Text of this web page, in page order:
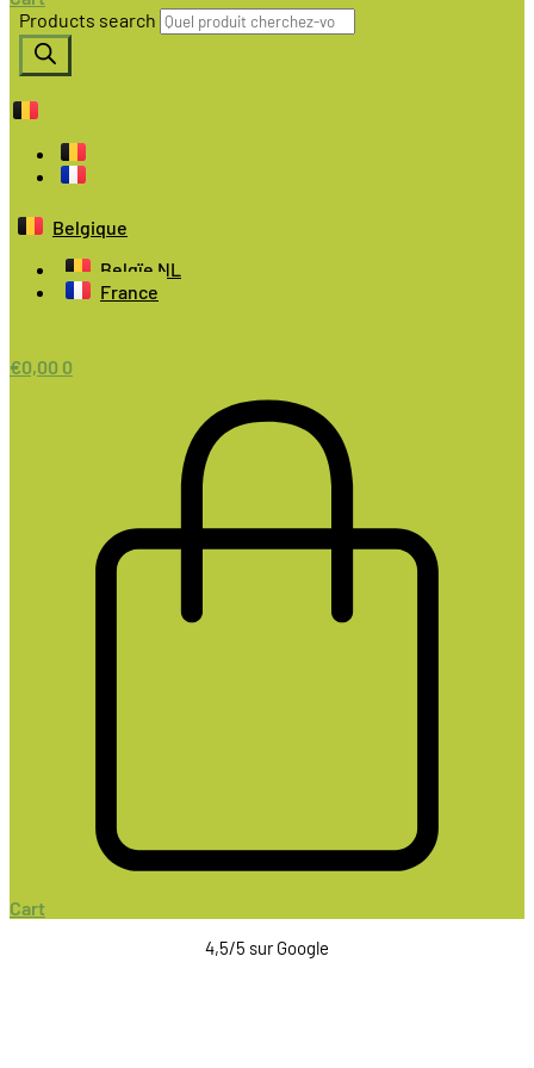
Products search
Belgique
Belgïe NL
France
€0,00 0
Cart
4,5/5 sur Google